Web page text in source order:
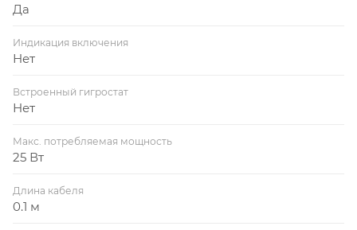
Да
Индикация включения
Нет
Встроенный гигростат
Нет
Макс. потребляемая мощность
25 Вт
Длина кабеля
0.1 м